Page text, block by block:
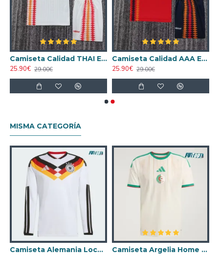
Camiseta Calidad THAI España Segunda Equipación 1994 Antigua Niño
25.90€ 29.00€
Camiseta Calidad AAA España Primera Equipación 1994 Retro Clasico Equipación
25.90€ 29.00€
MISMA CATEGORÍA
Camiseta Alemania Local Mundial 2026 ML Blanco
Camiseta Argelia Home 2026